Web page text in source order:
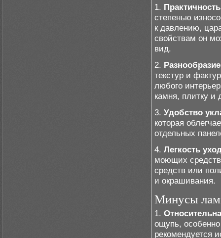
1.
степенью
к давлению,
свойствам он
вид.
2.
текстур и
любого
камня, плитку и
3. Удобство
которая
отдельных
4. Легкость
моющих
средств или
и окрашивания.
Минусы
1.
ощупь,
рекомендуется